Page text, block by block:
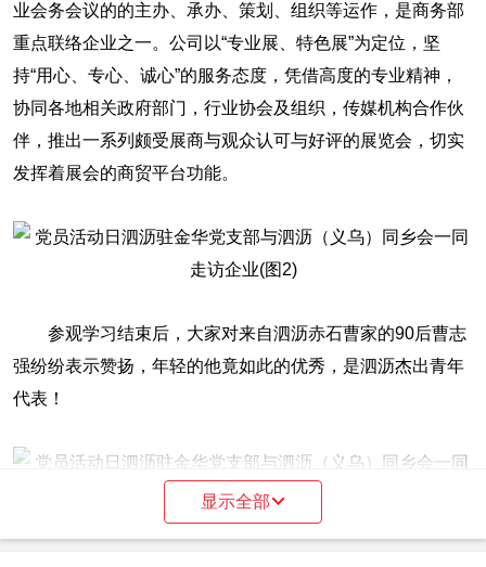
业会务会议的的主办、承办、策划、组织等运作，是商务部
重点联络企业之一。公司以“专业展、特色展”为定位，坚
持“用心、专心、诚心”的服务态度，凭借高度的专业精神，
协同各地相关政府部门，行业协会及组织，传媒机构合作伙
伴，推出一系列颇受展商与观众认可与好评的展览会，切实
发挥着展会的商贸平台功能。
参观学习结束后，大家对来自泗沥赤石曹家的90后曹志
强纷纷表示赞扬，年轻的他竟如此的优秀，是泗沥杰出青年
代表！
显示全部